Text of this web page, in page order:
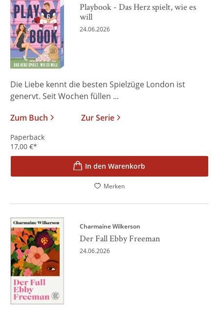
Playbook - Das Herz spielt, wie es
will
24.06.2026
Die Liebe kennt die besten Spielzüge London ist
genervt. Seit Wochen füllen ...
Zum Buch
Zur Serie
Paperback
17,00 €*
In den Warenkorb
Merken
Charmaine Wilkerson
Der Fall Ebby Freeman
24.06.2026